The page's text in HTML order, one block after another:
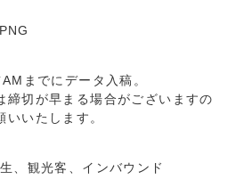
までにデータ入稿。
切が早まる場合がございますの
いたします。
、観光客、インバウンド